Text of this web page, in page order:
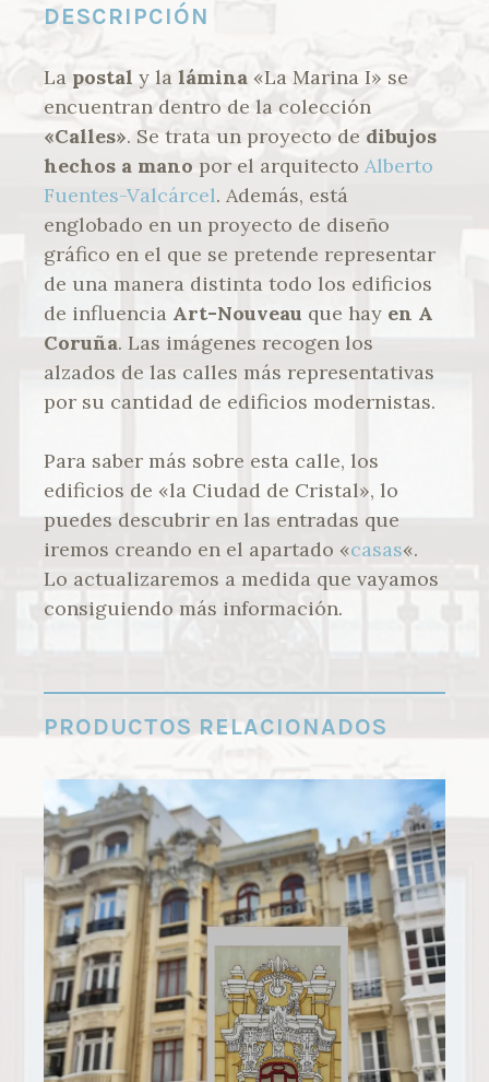
DESCRIPCIÓN
La postal y la lámina «La Marina I» se
encuentran dentro de la colección
«Calles». Se trata un proyecto de dibujos
hechos a mano por el arquitecto Alberto
Fuentes-Valcárcel. Además, está
englobado en un proyecto de diseño
gráfico en el que se pretende representar
de una manera distinta todo los edificios
de influencia Art-Nouveau que hay en A
Coruña. Las imágenes recogen los
alzados de las calles más representativas
por su cantidad de edificios modernistas.
Para saber más sobre esta calle, los
edificios de «la Ciudad de Cristal», lo
puedes descubrir en las entradas que
iremos creando en el apartado «casas«.
Lo actualizaremos a medida que vayamos
consiguiendo más información.
PRODUCTOS RELACIONADOS